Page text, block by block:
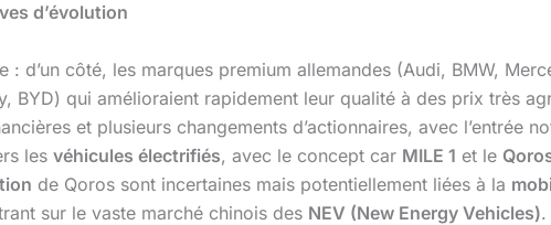
d’évolution
: d’un côté, les marques premium allemandes (Audi, BMW,
BYD) qui amélioraient rapidement leur qualité à des prix très
et plusieurs changements d’actionnaires, avec l’entrée
les véhicules électrifiés, avec le concept car MILE 1 et le
de Qoros sont incertaines mais potentiellement liées à la
sur le vaste marché chinois des NEV (New Energy Vehicles).